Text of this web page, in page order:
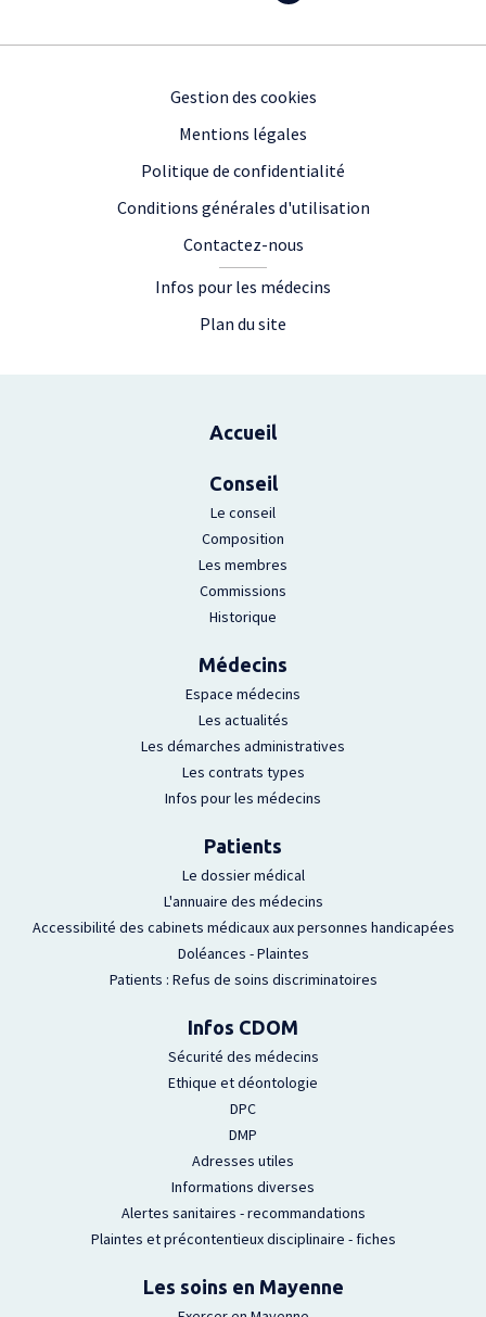
Gestion des cookies
Mentions légales
Politique de confidentialité
Conditions générales d'utilisation
Contactez-nous
Infos pour les médecins
Plan du site
Accueil
Conseil
Le conseil
Composition
Les membres
Commissions
Historique
Médecins
Espace médecins
Les actualités
Les démarches administratives
Les contrats types
Infos pour les médecins
Patients
Le dossier médical
L'annuaire des médecins
Accessibilité des cabinets médicaux aux personnes handicapées
Doléances - Plaintes
Patients : Refus de soins discriminatoires
Infos CDOM
Sécurité des médecins
Ethique et déontologie
DPC
DMP
Adresses utiles
Informations diverses
Alertes sanitaires - recommandations
Plaintes et précontentieux disciplinaire - fiches
Les soins en Mayenne